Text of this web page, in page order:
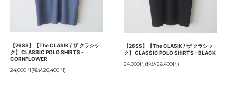
【26SS】【The CLASIK / ザ クラシッ
ク】 CLASSIC POLO SHIRTS -
CORNFLOWER
24,000円(税込26,400円)
【26SS】【The CLASIK / ザ クラシッ
ク】 CLASSIC POLO SHIRTS - BLACK
24,000円(税込26,400円)